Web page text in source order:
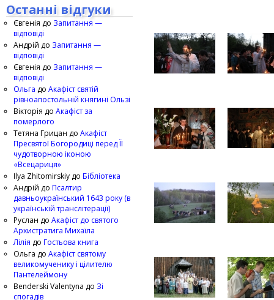
Останні відгуки
Євгенія до Запитання —
відповіді
Андрій до Запитання —
відповіді
Євгенія до Запитання —
відповіді
Ольга до Акафіст святій
рівноапостольній княгині Ользі
Вікторія до Акафіст за
померлого
Тетяна Грицан до Акафіст
Пресвятої Богородиці перед Її
чудотворною іконою
«Всецариця»
Ilya Zhitomirskiy до Бібліотека
Андрій до Псалтир
давньоукраїнський 1643 року (в
українській транслітерації)
Руслан до Акафіст до святого
Архистратига Михаїла
Лілія до Гостьова книга
Ольга до Акафіст святому
великомученику і цілителю
Пантелеймону
Benderski Valentyna до Зі
спогадів